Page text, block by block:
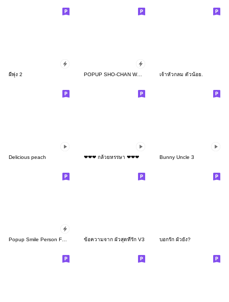
ผีพุ่ง 2 POPUP SHO-CHAN WAKUWAKU [ENG] เจ้าหัวกลม ตัวน้อย.
Delicious peach ❤❤❤ กล้วยหรรษา ❤❤❤ Bunny Uncle 3
ข้อความจาก ผัวสุดที่รัก V3 บอกรัก ผัวยัง?